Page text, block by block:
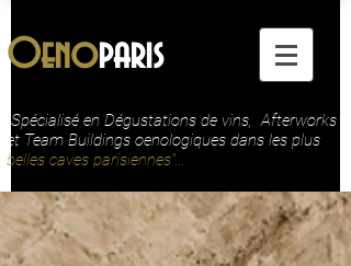
Oenoparis
"Spécialisé en Dégustations de vins, Afterworks
et Team Buildings oenologiques dans les plus
belles caves parisiennes"...